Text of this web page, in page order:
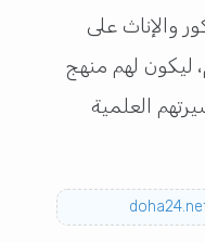
والإناث على
ليكون لهم منهج
العلمية